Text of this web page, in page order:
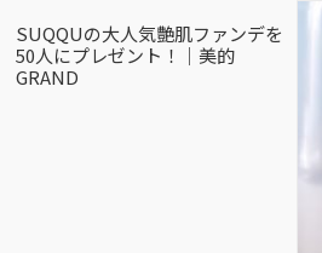
SUQQUの大人気艶肌ファンデを
50人にプレゼント！｜美的
GRAND